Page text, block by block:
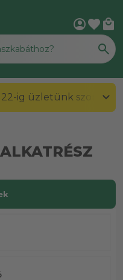
account_circlefavorite local_mall
ig üzletünk